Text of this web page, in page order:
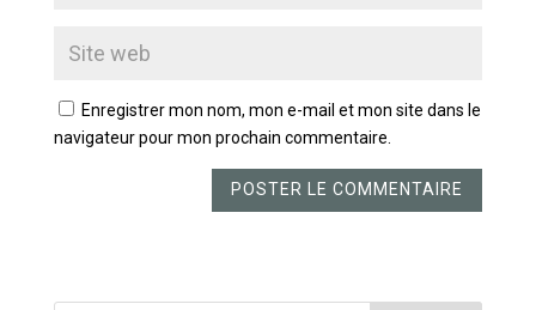
Enregistrer mon nom, mon e-mail et mon site dans le
navigateur pour mon prochain commentaire.